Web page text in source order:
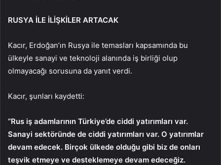
RUSYA İLE İLİŞKİLER ARTACAK
Kacır, Erdoğan’ın Rusya ile temasları kapsamında bu
ülkeyle sanayi ve teknoloji alanında iş birliği olup
olmayacağı sorusuna da yanıt verdi.
Kacır, şunları kaydetti:
“Rus iş adamlarının Türkiye’de ciddi yatırımları var.
Sanayi sektöründe de ciddi yatırımları var. O yatırımlar
devam edecek. Birçok ülkede olduğu gibi biz de onları
teşvik etmeye ve desteklemeye devam edeceğiz.